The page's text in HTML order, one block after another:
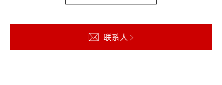
联系人